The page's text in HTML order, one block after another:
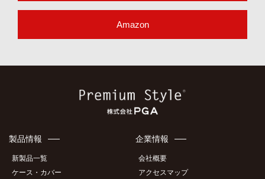
Amazon
製品情報
新製品一覧
ケース・カバー
企業情報
会社概要
アクセスマップ